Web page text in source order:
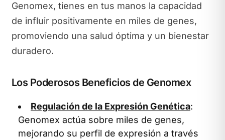
Genomex, tienes en tus manos la capacidad
de influir positivamente en miles de genes,
promoviendo una salud óptima y un bienestar
duradero.
Los Poderosos Beneficios de Genomex
Regulación de la Expresión Genética:
Genomex actúa sobre miles de genes,
mejorando su perfil de expresión a través